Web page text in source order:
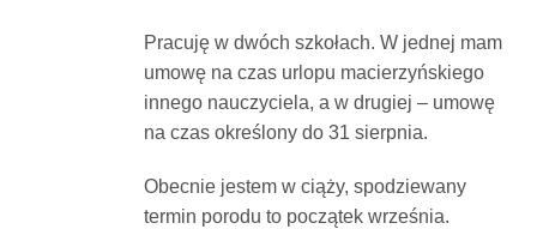
Dokumenty
Pracuję w dwóch szkołach. W jednej mam
umowę na czas urlopu macierzyńskiego
innego nauczyciela, a w drugiej – umowę
na czas określony do 31 sierpnia.
Obecnie jestem w ciąży, spodziewany
termin porodu to początek września.